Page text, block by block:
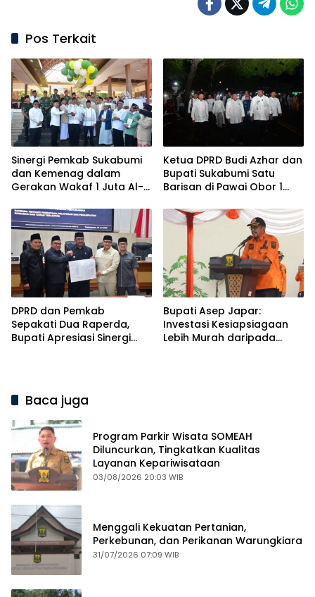
Pos Terkait
Sinergi Pemkab Sukabumi
dan Kemenag dalam
Gerakan Wakaf 1 Juta Al-
Ketua DPRD Budi Azhar dan
Bupati Sukabumi Satu
Barisan di Pawai Obor 1
DPRD dan Pemkab
Sepakati Dua Raperda,
Bupati Apresiasi Sinergi
Bupati Asep Japar:
Investasi Kesiapsiagaan
Lebih Murah daripada
Baca juga
Program Parkir Wisata SOMEAH
Diluncurkan, Tingkatkan Kualitas
Layanan Kepariwisataan
03/08/2026 20:03 WIB
Menggali Kekuatan Pertanian,
Perkebunan, dan Perikanan Warungkiara
31/07/2026 07:09 WIB